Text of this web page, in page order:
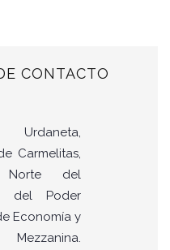
CONTACTO
Urdaneta,
Carmelitas,
Norte del
del Poder
Economía y
Mezzanina.